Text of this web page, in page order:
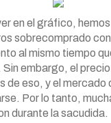
en el gráfico,
sobrecomprado
al mismo tiempo
Sin embargo, el
de eso, y el mercado
Por lo tanto,
durante la sacudida.